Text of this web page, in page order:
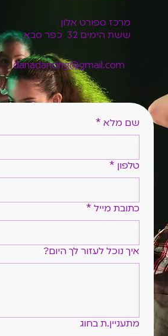
שם מלא *
טלפון *
כתובת מייל *
איך נוכל לעזור לך היום?
מתעניין.ת בחוג
מרכז ספורט אלון
ששת הימים 32 כפר סבא
danadancing@gmail.com